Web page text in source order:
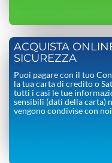
ACQUISTA
SICUREZZA
Puoi pagare con il tuo
la tua carta di credito o
tutti i casi le tue
sensibili (dati della carta)
vengono condivise con